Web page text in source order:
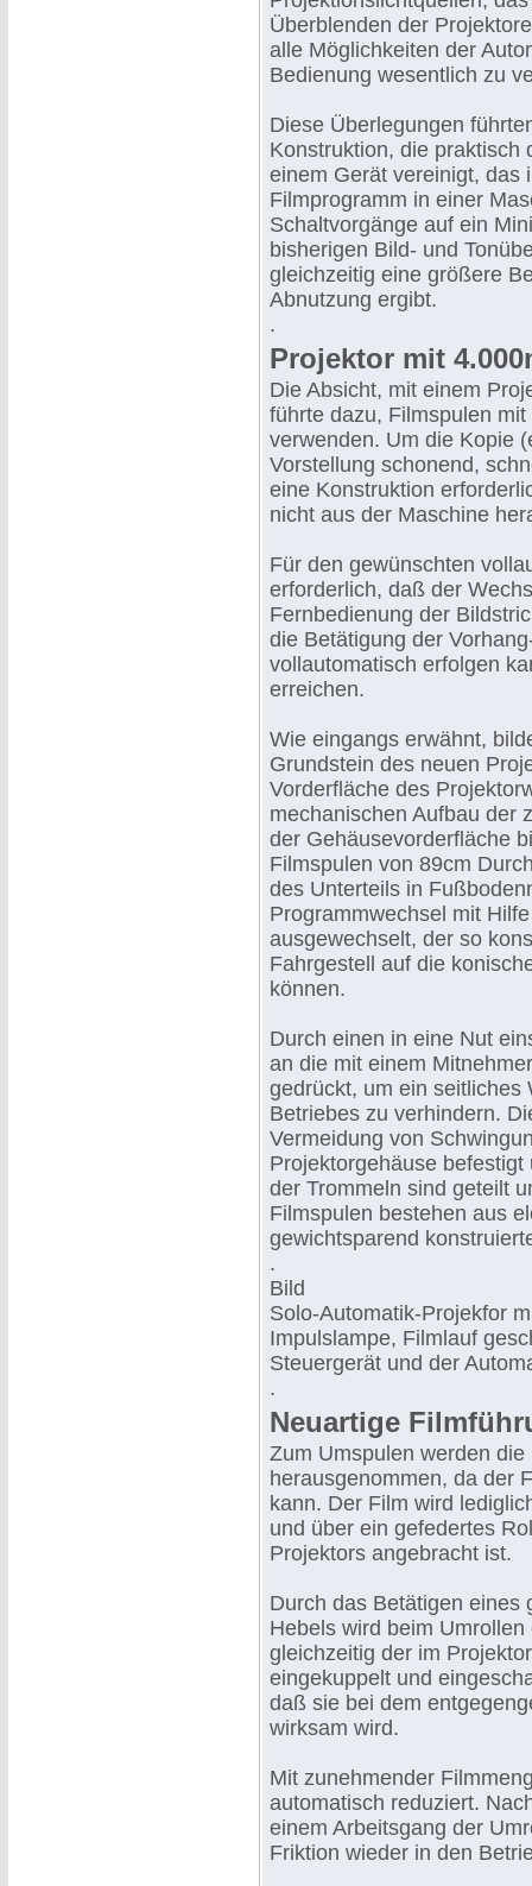
Überblenden der
alle Möglichkeiten der
Bedienung wesentlich zu
Diese Überlegungen
Konstruktion, die praktisch
einem Gerät vereinigt, das
Filmprogramm in einer
Schaltvorgänge auf ein
bisherigen Bild- und
gleichzeitig eine größere
Abnutzung ergibt.
.
Projektor mit
Die Absicht, mit einem
führte dazu, Filmspulen
verwenden. Um die Kopie
Vorstellung schonend,
eine Konstruktion
nicht aus der Maschine
Für den gewünschten
erforderlich, daß der
Fernbedienung der
die Betätigung der
vollautomatisch erfolgen
erreichen.
Wie eingangs erwähnt,
Grundstein des neuen
Vorderfläche des
mechanischen Aufbau der
der Gehäusevorderfläche
Filmspulen von 89cm
des Unterteils in
Programmwechsel mit
ausgewechselt, der so
Fahrgestell auf die
können.
Durch einen in eine Nut
an die mit einem
gedrückt, um ein seitliches
Betriebes zu verhindern.
Vermeidung von
Projektorgehäuse
der Trommeln sind geteilt
Filmspulen bestehen aus
gewichtsparend
.
Bild
Solo-Automatik-Projekfor
Impulslampe, Filmlauf
Steuergerät und der
.
Neuartige
Zum Umspulen werden
herausgenommen, da der
kann. Der Film wird
und über ein gefedertes
Projektors angebracht ist.
Durch das Betätigen eines
Hebels wird beim
gleichzeitig der im
eingekuppelt und
daß sie bei dem
wirksam wird.
Mit zunehmender
automatisch reduziert.
einem Arbeitsgang der
Friktion wieder in den